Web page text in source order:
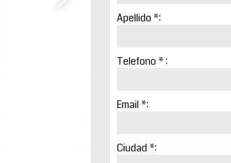
Apellido *:
Telefono * :
Email *:
Ciudad *: